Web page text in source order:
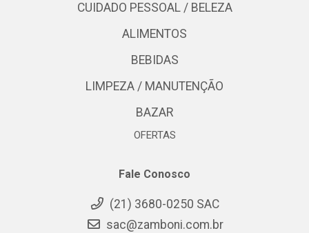
CUIDADO PESSOAL / BELEZA
ALIMENTOS
BEBIDAS
LIMPEZA / MANUTENÇÃO
BAZAR
OFERTAS
Fale Conosco
(21) 3680-0250 SAC
sac@zamboni.com.br